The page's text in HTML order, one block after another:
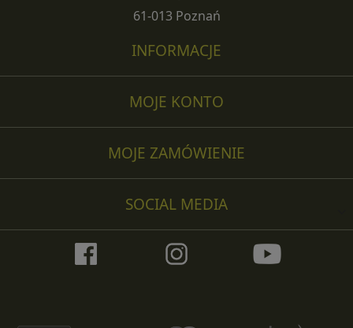
MOJE ZAMÓWIENIE
MOJE KONTO
61-013 Poznań
INFORMACJE
SOCIAL MEDIA